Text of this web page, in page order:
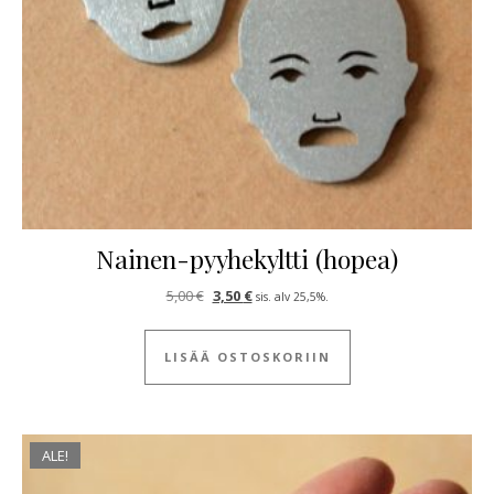
Nainen-pyyhekyltti (hopea)
5,00€ Alkuperäinen hinta oli: 5,00 €.
3,50 €Nykyinen hinta on: 3,50 €.
sis. alv 25,5%.
LISÄÄ OSTOSKORIIN
ALE!